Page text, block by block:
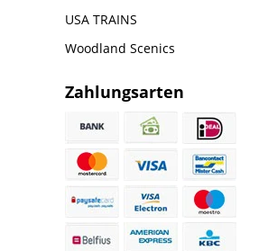
USA TRAINS
Woodland Scenics
Zahlungsarten